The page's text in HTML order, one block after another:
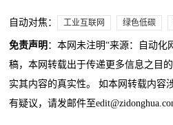
自动对焦： 工业互联网 绿色低碳
免责声明 ：本网未注明“来源：自动化
稿，本网转载出于传递更多信息之目
实其内容的真实性。 如本网转载内容
有疑议，请发邮件至